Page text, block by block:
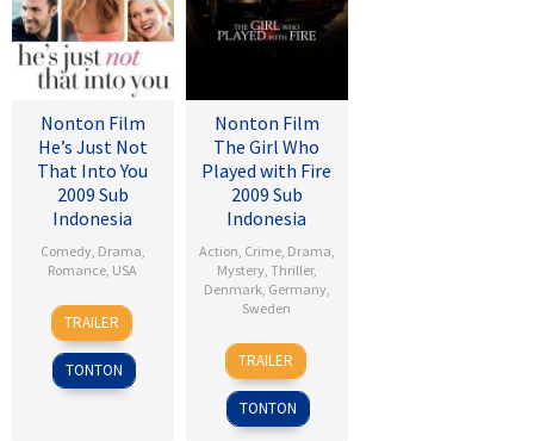
Nonton Film
He’s Just Not
That Into You
2009 Sub
Indonesia
Comedy, Drama,
Romance, USA
6
Feb
2009
Ken
Kwapis
TRAILER
TONTON
Nonton Film
The Girl Who
Played with Fire
2009 Sub
Indonesia
Action, Crime, Drama,
Mystery, Thriller,
Denmark, Germany,
Sweden
18
Sep
2009
Daniel
Alfredson
TRAILER
TONTON